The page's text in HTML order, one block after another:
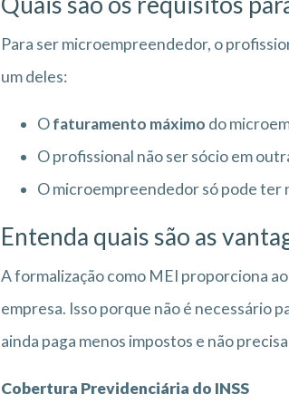
Para ser microempreendedor, o
um deles:
Ofaturamento máximo do
O profissional não ser sócio em
O microempreendedor só pode ter
Entenda quais são as
A formalização como MEI proporciona
empresa. Isso porque não é necessário
ainda paga menos impostos e não
Cobertura Previdenciária do INSS